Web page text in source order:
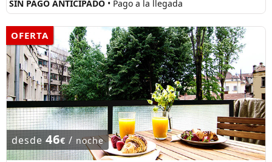
SIN PAGO ANTICIPADO • Pago a la llegada
OFERTA
desde 46€ / noche